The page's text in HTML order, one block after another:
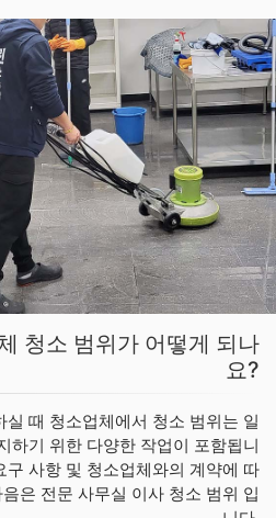
청소 범위가 어떻게 되나
요?
때 청소업체에서 청소 범위는 일
하기 위한 다양한 작업이 포함됩니
구 사항 및 청소업체와의 계약에 따
은 전문 사무실 이사 청소 범위 입